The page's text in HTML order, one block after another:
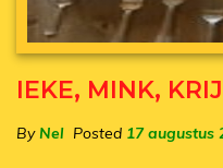
IEKE, MINK,
ByNel Posted 17 augustus